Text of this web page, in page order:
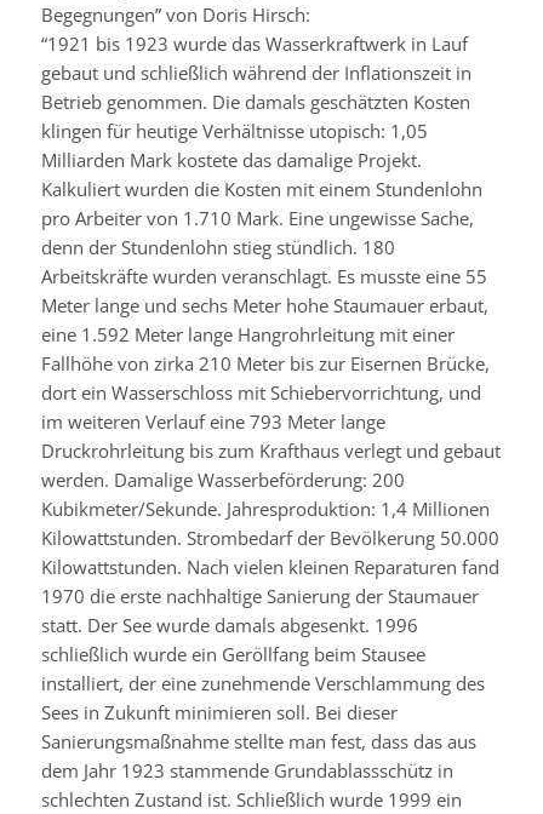
Begegnungen” von Doris Hirsch:
“1921 bis 1923 wurde das Wasserkraftwerk in Lauf
gebaut und schließlich während der Inflationszeit in
Betrieb genommen. Die damals geschätzten Kosten
klingen für heutige Verhältnisse utopisch: 1,05
Milliarden Mark kostete das damalige Projekt.
Kalkuliert wurden die Kosten mit einem Stundenlohn
pro Arbeiter von 1.710 Mark. Eine ungewisse Sache,
denn der Stundenlohn stieg stündlich. 180
Arbeitskräfte wurden veranschlagt. Es musste eine 55
Meter lange und sechs Meter hohe Staumauer erbaut,
eine 1.592 Meter lange Hangrohrleitung mit einer
Fallhöhe von zirka 210 Meter bis zur Eisernen Brücke,
dort ein Wasserschloss mit Schiebervorrichtung, und
im weiteren Verlauf eine 793 Meter lange
Druckrohrleitung bis zum Krafthaus verlegt und gebaut
werden. Damalige Wasserbeförderung: 200
Kubikmeter/Sekunde. Jahresproduktion: 1,4 Millionen
Kilowattstunden. Strombedarf der Bevölkerung 50.000
Kilowattstunden. Nach vielen kleinen Reparaturen fand
1970 die erste nachhaltige Sanierung der Staumauer
statt. Der See wurde damals abgesenkt. 1996
schließlich wurde ein Geröllfang beim Stausee
installiert, der eine zunehmende Verschlammung des
Sees in Zukunft minimieren soll. Bei dieser
Sanierungsmaßnahme stellte man fest, dass das aus
dem Jahr 1923 stammende Grundablassschütz in
schlechten Zustand ist. Schließlich wurde 1999 ein